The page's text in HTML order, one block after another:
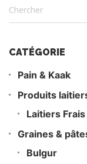
CATÉGORIE
Pain & Kaak
Produits
Laitiers Frais
Graines &
Bulgur